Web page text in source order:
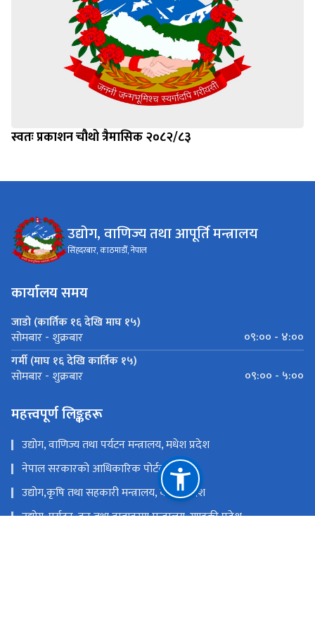
स्वतः प्रकाशन चौथो त्रैमासिक २०८२/८३
उद्योग, वाणिज्य तथा आपूर्ति मन्त्रालय
सिंहदरबार, काठमाडौँ, नेपाल
कार्यालय समय
जाडो (कार्तिक १६ देखि माघ १५)
सोमबार - शुक्रबार
०९:०० - ४:००
गर्मी (माघ १६ देखि कार्तिक १५)
सोमबार - शुक्रबार ०९:०० - ५:००
महत्त्वपूर्ण लिङ्कहरू
उद्योग, वाणिज्य तथा पर्यटन मन्त्रालय, मधेश प्रदेश
नेपाल सरकारको आधिकारिक पोर्टल
उद्योग,कृषि तथा सहकारी मन्त्रालय, कोशी प्रदेश
उद्योग, पर्यटन, वन तथा वातावरण मन्त्रालय, गण्डकी प्रदेश